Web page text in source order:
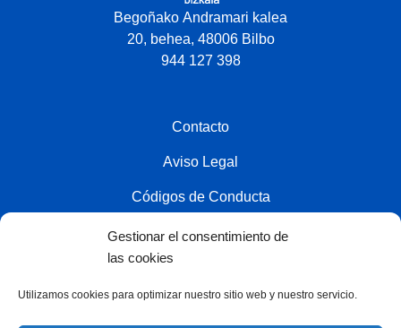
Gestionar el consentimiento de
las cookies
Utilizamos cookies para optimizar nuestro sitio web y nuestro servicio.
Begoñako Andramari kalea
20, behea, 48006 Bilbo
944 127 398
Contacto
Aviso Legal
Códigos de Conducta
Política de privacidad
Política de cookies